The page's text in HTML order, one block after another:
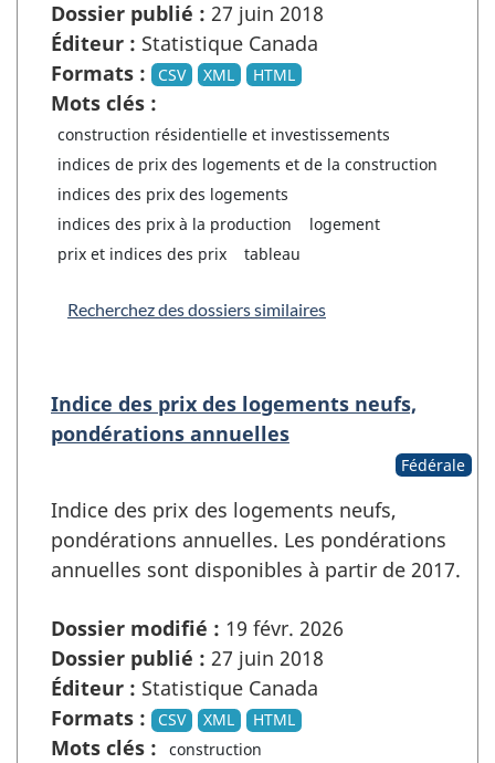
Dossier publié : 27 juin 2018
Éditeur : Statistique Canada
Formats :
CSV XML HTML
Mots clés :
construction résidentielle et investissements
indices de prix des logements et de la construction
indices des prix des logements
indices des prix à la production
logement
prix et indices des prix
tableau
Recherchez des dossiers similaires
Indice des prix des logements neufs,
pondérations annuelles
Fédérale
Indice des prix des logements neufs,
pondérations annuelles. Les pondérations
annuelles sont disponibles à partir de 2017.
Dossier modifié : 19 févr. 2026
Dossier publié : 27 juin 2018
Éditeur : Statistique Canada
Formats :
CSV XML HTML
Mots clés :
construction